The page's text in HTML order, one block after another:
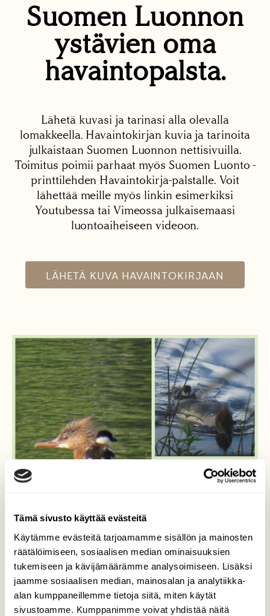
Tämä sivusto käyttää evästeitä
Käytämme evästeitä tarjoamamme sisällön ja mainosten
räätälöimiseen, sosiaalisen median ominaisuuksien
tukemiseen ja kävijämäärämme analysoimiseen. Lisäksi
jaamme sosiaalisen median, mainosalan ja analytiikka-
alan kumppaneillemme tietoja siitä, miten käytät
sivustoamme. Kumppanimme voivat yhdistää näitä
Suomen Luonnon
ystävien oma
havaintopalsta.
Lähetä kuvasi ja tarinasi alla olevalla
lomakkeella. Havaintokirjan kuvia ja tarinoita
julkaistaan Suomen Luonnon nettisivuilla.
Toimitus poimii parhaat myös Suomen Luonto -
printtilehden Havaintokirja-palstalle. Voit
lähettää meille myös linkin esimerkiksi
Youtubessa tai Vimeossa julkaisemaasi
luontoaiheiseen videoon.
LÄHETÄ KUVA HAVAINTOKIRJAAN